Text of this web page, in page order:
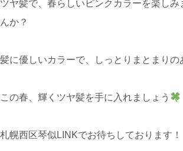
ツヤ髪で、春らしいピンクカラーを楽しみ
んか？
髪に優しいカラーで、しっとりまとまりの
この春、輝くツヤ髪を手に入れましょう
札幌西区琴似LINKでお待ちしております！